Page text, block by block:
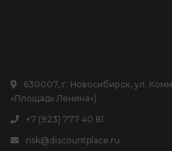
630007, г. Новосибирск, ул.
«Площадь Ленина»)
+7 (923) 777 40 81
nsk@discountplace.ru